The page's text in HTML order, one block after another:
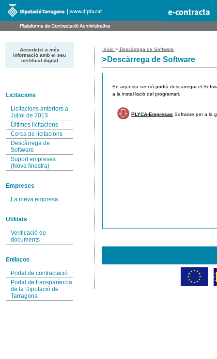
Accedeixi a més
informació amb el seu
certificat digital
Licitacions
Licitacions anteriors a
Juliol de 2013
Últimes licitacions
Cerca de licitacions
Descàrrega de
Software
Suport empreses
(Nova finestra)
Empreses
La meva empresa
Utilitats
Verificació de
documents
Enllaços
Portal de contractació
Portal de transparència
de la Diputació de
Tarragona
Inicio> Descàrrega de Software
Descàrrega de Software
En aquesta secció podrà descarregar el
a la instal·lació del programari.
PLYCA-Empresas Software per a la